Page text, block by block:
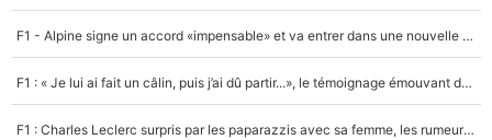
F1 - Alpine signe un accord «impensable» et va entrer dans une nouvelle dimension : Grande nouvelle pour Pierre Gasly !
F1 : « Je lui ai fait un câlin, puis j’ai dû partir...», le témoignage émouvant de Max Verstappen sur sa fille
F1 : Charles Leclerc surpris par les paparazzis avec sa femme, les rumeurs étaient vraies !